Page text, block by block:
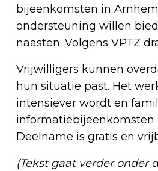
bijeenkomsten in
ondersteuning willen
naasten. Volgens VPTZ
Vrijwilligers kunnen
hun situatie past. Het
intensiever wordt en
informatiebijeenkomsten
Deelname is gratis en
(Tekst gaat verder onder